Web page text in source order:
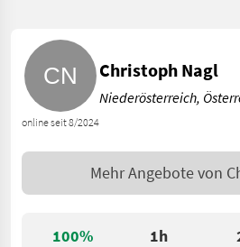
100% 1h
online seit 8/2024
Christoph Nagl
Niederösterreich,
Mehr Angebote von